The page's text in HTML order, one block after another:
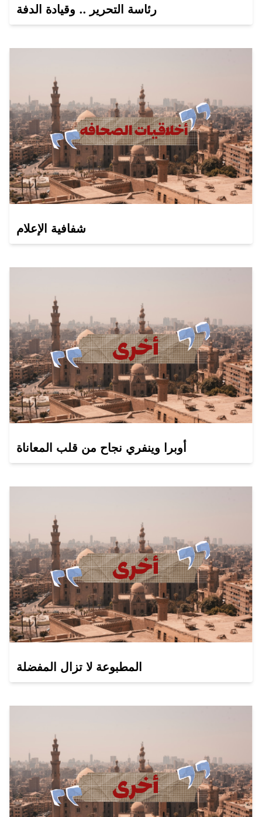
رئاسة التحرير .. وقيادة الدفة
شفافية الإعلام
أوبرا وينفري نجاح من قلب المعاناة
المطبوعة لا تزال المفضلة